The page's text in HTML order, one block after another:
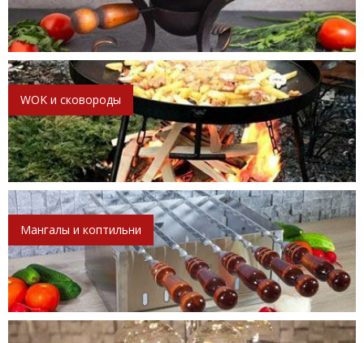
WOK и сковороды
Мангалы и коптильни